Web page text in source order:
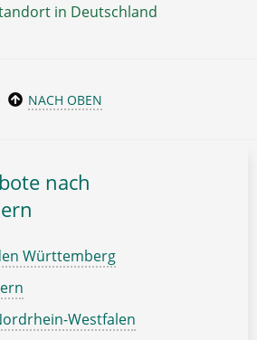
in Deutschland
NACH OBEN
nach
Württemberg
Westfalen